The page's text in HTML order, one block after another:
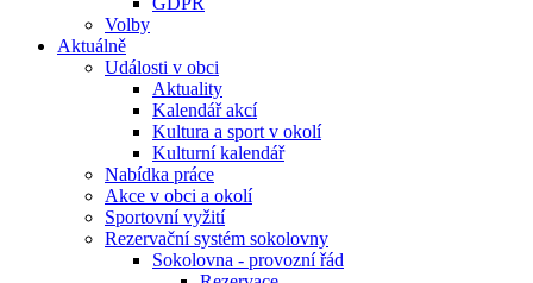
Volby
Aktuálně
Události v obci
Aktuality
Kalendář akcí
Kultura a sport v okolí
Kulturní kalendář
Nabídka práce
Akce v obci a okolí
Sportovní vyžití
Rezervační systém sokolovny
Sokolovna - provozní řád